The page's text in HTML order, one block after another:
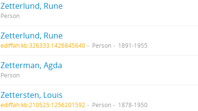
Zetterlund, Rune
Person
Zetterlund, Rune
ediffah:kb:326333:1426845640 Person 1891-1955
Zetterman, Agda
Person
Zettersten, Louis
ediffah:kb:210525:1256201592 Person 1878-1950